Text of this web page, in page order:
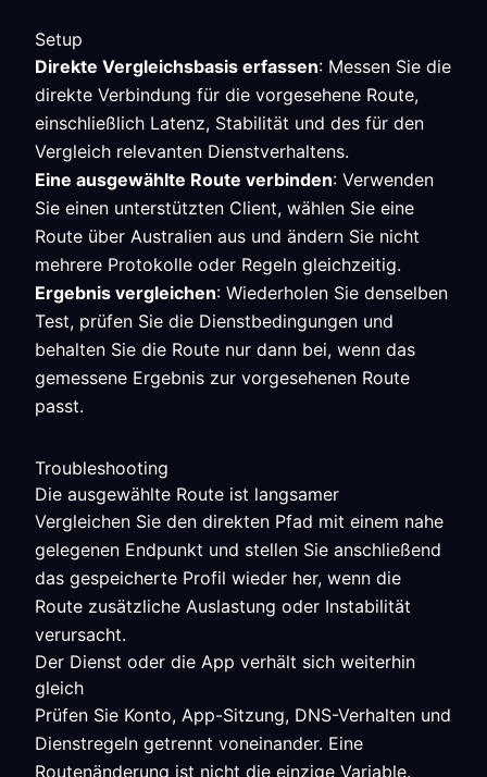
Setup
Direkte Vergleichsbasis erfassen: Messen Sie die
direkte Verbindung für die vorgesehene Route,
einschließlich Latenz, Stabilität und des für den
Vergleich relevanten Dienstverhaltens.
Eine ausgewählte Route verbinden: Verwenden
Sie einen unterstützten Client, wählen Sie eine
Route über Australien aus und ändern Sie nicht
mehrere Protokolle oder Regeln gleichzeitig.
Ergebnis vergleichen: Wiederholen Sie denselben
Test, prüfen Sie die Dienstbedingungen und
behalten Sie die Route nur dann bei, wenn das
gemessene Ergebnis zur vorgesehenen Route
passt.
Troubleshooting
Die ausgewählte Route ist langsamer
Vergleichen Sie den direkten Pfad mit einem nahe
gelegenen Endpunkt und stellen Sie anschließend
das gespeicherte Profil wieder her, wenn die
Route zusätzliche Auslastung oder Instabilität
verursacht.
Der Dienst oder die App verhält sich weiterhin
gleich
Prüfen Sie Konto, App-Sitzung, DNS-Verhalten und
Dienstregeln getrennt voneinander. Eine
Routenänderung ist nicht die einzige Variable.